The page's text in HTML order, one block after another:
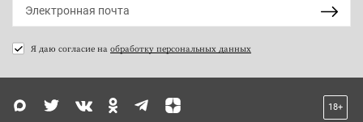
Я даю согласие на обработку персональных данных
18+